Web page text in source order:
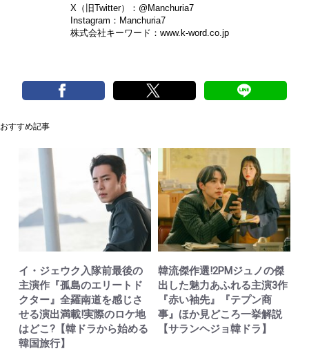
X（旧Twitter）： @Manchuria7
Instagram： Manchuria7
株式会社キーワード： www.k-word.co.jp
おすすめ記事
イ・ジェウク入隊前最後の
主演作『孤島のエリートド
クター』全羅南道を感じさ
せる演出満載!実際のロケ地
はどこ?【韓ドラから始める
韓国旅行】
韓流傑作選!2PMジュノの傑
出した魅力あふれる主演3作
『赤い袖先』『テプン商
事』ほか見どころ一挙解説
【サランヘジョ韓ドラ】